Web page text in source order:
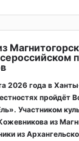
2026 года в
пройдёт
Участником
из
из